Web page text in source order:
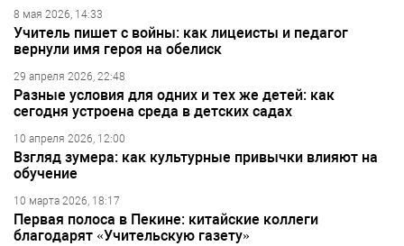
8 мая 2026, 14:33
Учитель пишет с войны: как лицеисты и педагог
вернули имя героя на обелиск
29 апреля 2026, 22:48
Разные условия для одних и тех же детей: как
сегодня устроена среда в детских садах
10 апреля 2026, 12:00
Взгляд зумера: как культурные привычки влияют на
обучение
10 марта 2026, 18:17
Первая полоса в Пекине: китайские коллеги
благодарят «Учительскую газету»